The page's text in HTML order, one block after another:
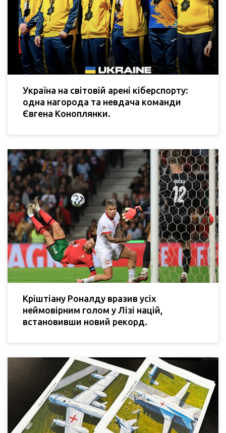
Україна на світовій арені кіберспорту:
одна нагорода та невдача команди
Євгена Коноплянки.
Кріштіану Роналду вразив усіх
неймовірним голом у Лізі націй,
встановивши новий рекорд.